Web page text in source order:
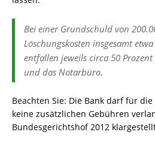
Bei einer Grundschuld von
Löschungskosten insgesamt
entfallen jeweils circa 50
und das Notarbüro.
Beachten Sie: Die Bank darf für
keine zusätzlichen Gebühren
Bundesgerichtshof 2012